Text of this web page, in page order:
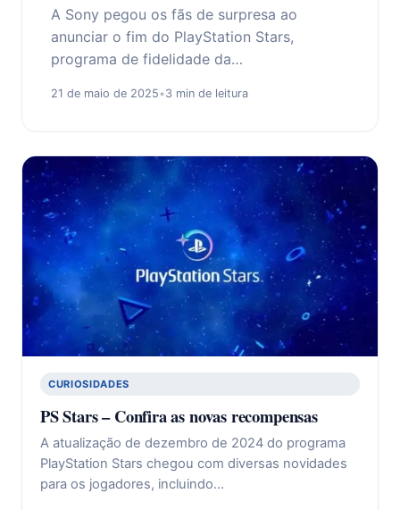
A Sony pegou os fãs de surpresa ao
anunciar o fim do PlayStation Stars,
programa de fidelidade da…
21 de maio de 2025•3 min de leitura
CURIOSIDADES
PS Stars – Confira as novas recompensas
A atualização de dezembro de 2024 do programa
PlayStation Stars chegou com diversas novidades
para os jogadores, incluindo…